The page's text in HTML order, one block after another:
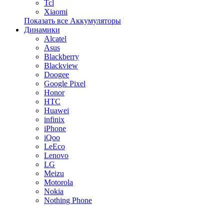
Tcl
Xiaomi
Показать все Аккумуляторы
Динамики
Alcatel
Asus
Blackberry
Blackview
Doogee
Google Pixel
Honor
HTC
Huawei
infinix
iPhone
iQoo
LeEco
Lenovo
LG
Meizu
Motorola
Nokia
Nothing Phone